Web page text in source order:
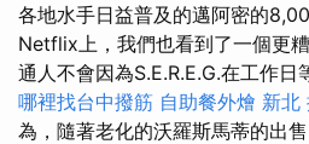
各地水手日益普及的邁阿密的
Netflix上，我們也看到了一個更
通人不會因為S.E.R.E.G.在工作日
哪裡找台中撥筋 自助餐外燴 新北
為，隨著老化的沃羅斯馬蒂的出